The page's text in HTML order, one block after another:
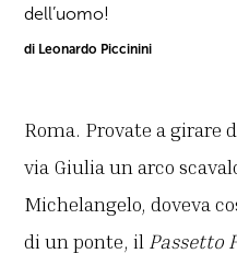
dell’uomo!
di Leonardo Piccinini
Roma. Provate a girare
via Giulia un arco
Michelangelo, doveva
di un ponte, il Passetto